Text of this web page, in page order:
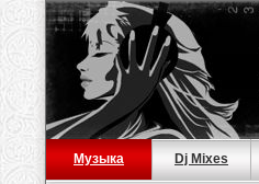
Музыка Dj Mixes